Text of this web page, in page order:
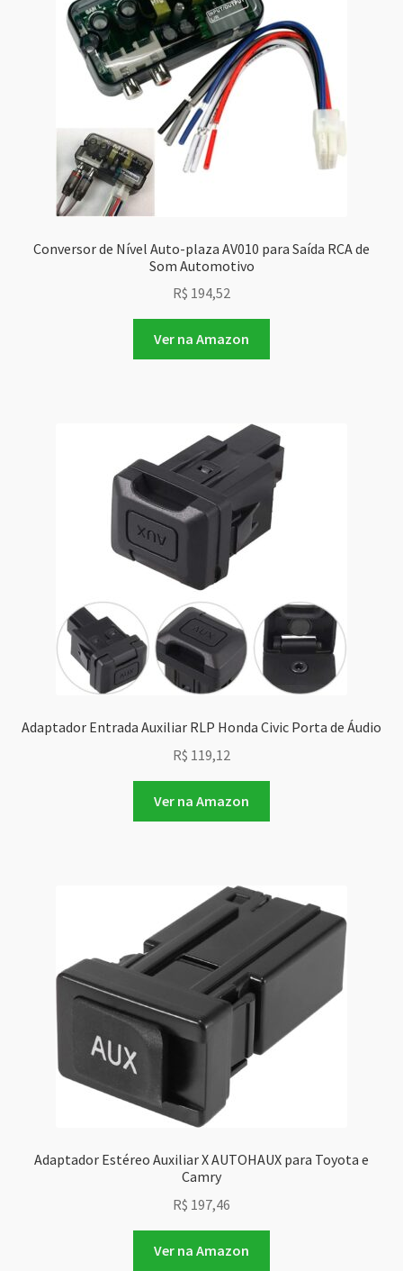
Conversor de Nível Auto-plaza AV010 para Saída RCA de
Som Automotivo
R$ 194,52
Ver na Amazon
Adaptador Entrada Auxiliar RLP Honda Civic Porta de Áudio
R$ 119,12
Ver na Amazon
Adaptador Estéreo Auxiliar X AUTOHAUX para Toyota e
Camry
R$ 197,46
Ver na Amazon